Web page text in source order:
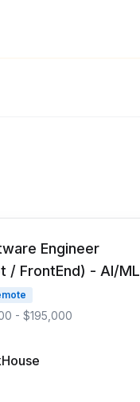
Engineer
/ FrontEnd) - AI/ML
- $195,000